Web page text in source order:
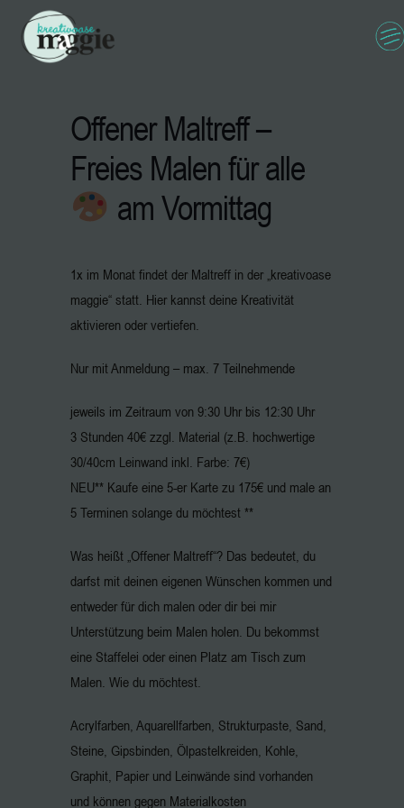
Offener Maltreff –
Freies Malen für alle
am Vormittag
1x im Monat findet der Maltreff in der „kreativoase
maggie“ statt. Hier kannst deine Kreativität
aktivieren oder vertiefen.
Nur mit Anmeldung – max. 7 Teilnehmende
jeweils im Zeitraum von 9:30 Uhr bis 12:30 Uhr
3 Stunden 40€ zzgl. Material (z.B. hochwertige
30/40cm Leinwand inkl. Farbe: 7€)
NEU** Kaufe eine 5-er Karte zu 175€ und male an
5 Terminen solange du möchtest **
Was heißt „Offener Maltreff“? Das bedeutet, du
darfst mit deinen eigenen Wünschen kommen und
entweder für dich malen oder dir bei mir
Unterstützung beim Malen holen. Du bekommst
eine Staffelei oder einen Platz am Tisch zum
Malen. Wie du möchtest.
Acrylfarben, Aquarellfarben, Strukturpaste, Sand,
Steine, Gipsbinden, Ölpastelkreiden, Kohle,
Graphit, Papier und Leinwände sind vorhanden
und können gegen Materialkosten